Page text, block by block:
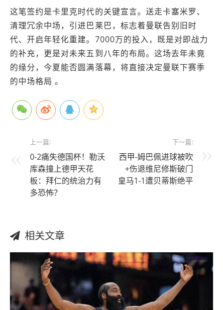
这笔签约是卡里克时代的关键宣言。送走卡塞米罗、
清理冗余中场，引进巴莱巴，标志着曼联告别旧时
代、开启年轻化重建。7000万的投入，既是对即战力
的补充，更是对未来五到八年的布局。这场去年未竟
的缘分，今夏能否圆满落幕，将直接决定曼联下赛季
的中场格局 。
上一篇:
0-2痛失德国杯！勒沃
库森撞上德甲天花
板：拜仁的统治力有
多恐怖？
下一篇:
西甲-姆巴佩进球被吹
+伤退维尼修斯破门
皇马1-1遭贝蒂斯绝平
相关文章